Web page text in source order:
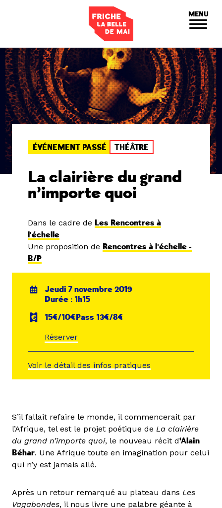
MENU
ÉVÉNEMENT PASSÉ THÉÂTRE
La clairière du grand
n’importe quoi
Dans le cadre de Les Rencontres à
l'échelle
Une proposition de Rencontres à l'échelle -
B/P
Jeudi 7 novembre 2019
Durée : 1h15
15€/10€Pass 13€/8€
Réserver
Voir le détail des infos pratiques
S’il fallait refaire le monde, il commencerait par
l’Afrique, tel est le projet poétique de La clairière
du grand n’importe quoi, le nouveau récit d‘Alain
Béhar. Une Afrique toute en imagination pour celui
qui n’y est jamais allé.
Après un retour remarqué au plateau dans Les
Vagabondes, il nous livre une palabre géante à
Panneau de gestion des cookies